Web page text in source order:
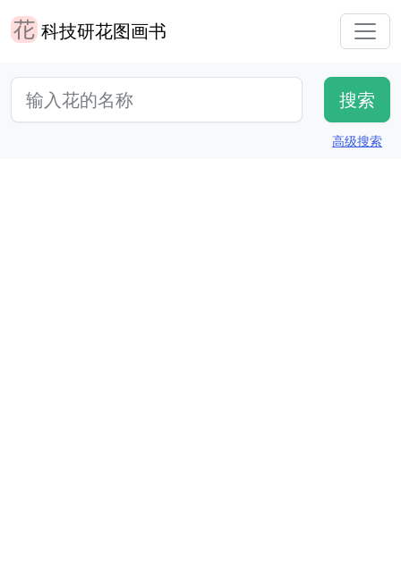
科技研花图画书
高级搜索